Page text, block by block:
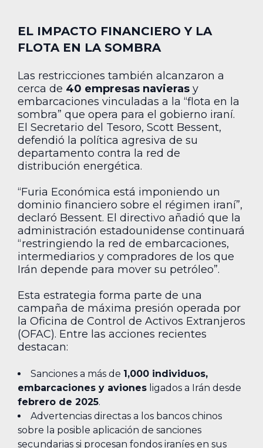
EL IMPACTO FINANCIERO Y LA
FLOTA EN LA SOMBRA
Las restricciones también alcanzaron a
cerca de 40 empresas navieras y
embarcaciones vinculadas a la “flota en la
sombra” que opera para el gobierno iraní.
El Secretario del Tesoro, Scott Bessent,
defendió la política agresiva de su
departamento contra la red de
distribución energética.
“Furia Económica está imponiendo un
dominio financiero sobre el régimen iraní”,
declaró Bessent. El directivo añadió que la
administración estadounidense continuará
“restringiendo la red de embarcaciones,
intermediarios y compradores de los que
Irán depende para mover su petróleo”.
Esta estrategia forma parte de una
campaña de máxima presión operada por
la Oficina de Control de Activos Extranjeros
(OFAC). Entre las acciones recientes
destacan:
Sanciones a más de 1,000 individuos,
embarcaciones y aviones ligados a Irán desde
febrero de 2025.
Advertencias directas a los bancos chinos
sobre la posible aplicación de sanciones
secundarias si procesan fondos iraníes en sus